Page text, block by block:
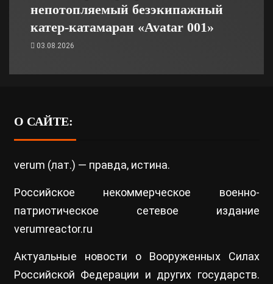
непотопляемый безэкипажный
катер-катамаран «Avatar 001»
03.08.2026
О САЙТЕ:
verum (лат.) — правда, истина.
Российское некоммерческое военно-
патриотическое сетевое издание
verumreactor.ru
Актуальные новости о Вооруженных Силах
Российской Федерации и других государств.